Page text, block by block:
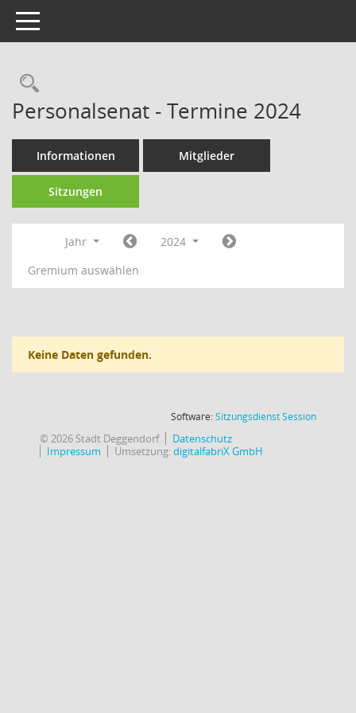
Toggle navigation
Rechercheauswahl
Personalsenat - Termine 2024
Informationen Mitglieder
Sitzungen
Jahr
2024
Gremium auswählen
Keine Daten gefunden.
Software:SitzungsdienstSession(Wird in
© 2026 Stadt Deggendorf
Datenschutz
Impressum
Umsetzung:digitalfabriX GmbH